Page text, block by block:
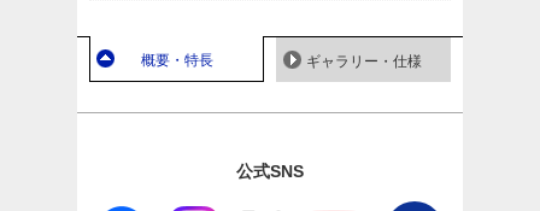
概要・特長 ギャラリー・仕様
公式SNS